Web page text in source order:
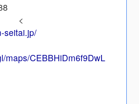
<
seitai.jp/
maps/CEBBHiDm6f9DwL